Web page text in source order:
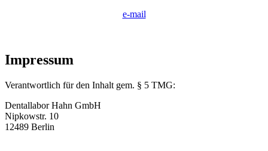
e-mail
Impressum
Verantwortlich für den Inhalt gem. § 5 TMG:
Dentallabor Hahn GmbH
Nipkowstr. 10
12489 Berlin